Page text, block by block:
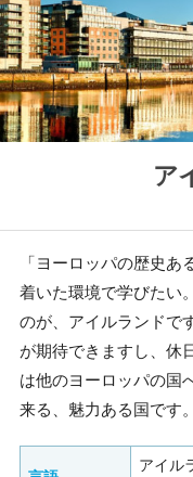
ア
「ヨーロッパの歴史
着いた環境で学びたい
のが、アイルランドで
が期待できますし、休
は他のヨーロッパの国
来る、魅力ある国です。
アイル